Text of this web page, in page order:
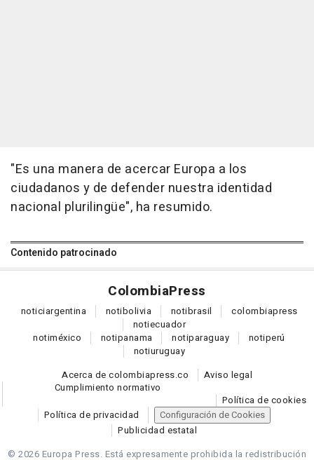
"Es una manera de acercar Europa a los
ciudadanos y de defender nuestra identidad
nacional plurilingüe", ha resumido.
Contenido patrocinado
ColombiaPress
noticiargentina notibolivia notibrasil colombiapress
notiecuador
notiméxico notipanama notiparaguay notiperú
notiuruguay
Acerca de colombiapress.co
Aviso legal
Cumplimiento normativo
Política de cookies
Política de privacidad
Configuración de Cookies
Publicidad estatal
© 2026 Europa Press. Está expresamente prohibida la redistribución